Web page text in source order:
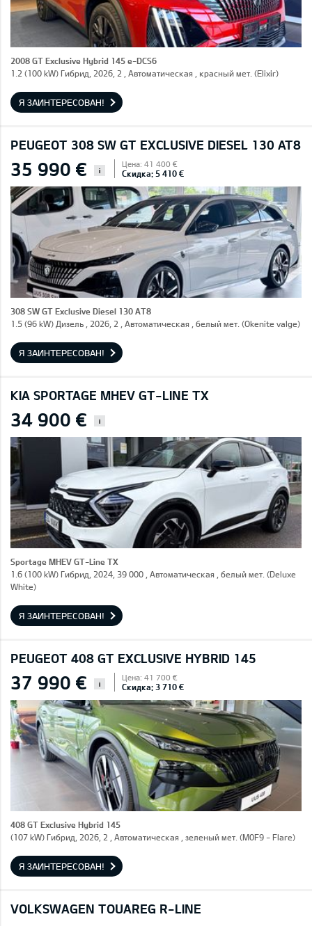
2008 GT Exclusive Hybrid 145 e-DCS6
1.2 (100 kW) Гибрид, 2026, 2 , Автоматическая , красный мет. (Elixir)
Я ЗАИНТЕРЕСОВАН!
PEUGEOT 308 SW GT EXCLUSIVE DIESEL 130 AT8
35 990 € i
Цена: 41 400 €
Скидка: 5 410 €
308 SW GT Exclusive Diesel 130 AT8
1.5 (96 kW) Дизель , 2026, 2 , Автоматическая , белый мет. (Okenite valge)
Я ЗАИНТЕРЕСОВАН!
KIA SPORTAGE MHEV GT-LINE TX
34 900 € i
Sportage MHEV GT-Line TX
1.6 (100 kW) Гибрид, 2024, 39 000 , Автоматическая , белый мет. (Deluxe
White)
Я ЗАИНТЕРЕСОВАН!
PEUGEOT 408 GT EXCLUSIVE HYBRID 145
37 990 € i
Цена: 41 700 €
Скидка: 3 710 €
408 GT Exclusive Hybrid 145
(107 kW) Гибрид, 2026, 2 , Автоматическая , зеленый мет. (M0F9 - Flare)
Я ЗАИНТЕРЕСОВАН!
VOLKSWAGEN TOUAREG R-LINE